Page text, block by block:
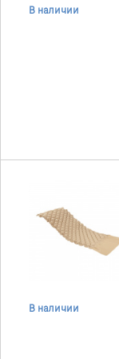
В наличии
В наличии